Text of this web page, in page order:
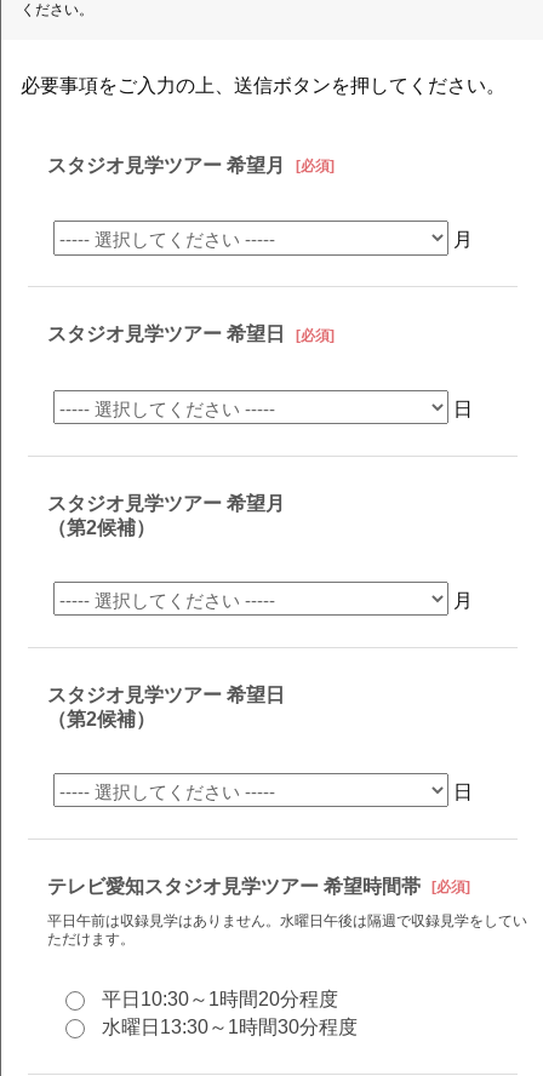
ください。
必要事項をご入力の上、送信ボタンを押してください。
スタジオ見学ツアー 希望月 [必須]
月
スタジオ見学ツアー 希望日 [必須]
日
スタジオ見学ツアー 希望月
（第2候補）
月
スタジオ見学ツアー 希望日
（第2候補）
日
テレビ愛知スタジオ見学ツアー 希望時間帯
[必須]
平日午前は収録見学はありません。水曜日午後は隔週で収録見学をしてい
ただけます。
平日10:30～1時間20分程度
水曜日13:30～1時間30分程度